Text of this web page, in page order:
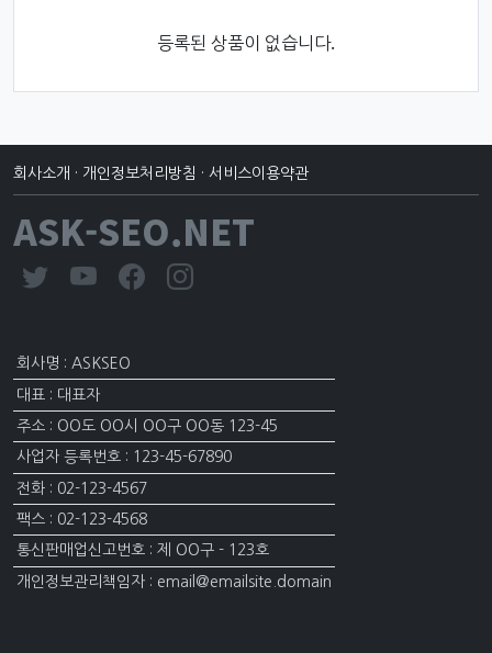
등록된 상품이 없습니다.
회사소개 · 개인정보처리방침 · 서비스이용약관
ASK-SEO.NET
회사명 : ASKSEO
대표 : 대표자
주소 : OO도 OO시 OO구 OO동 123-45
사업자 등록번호 : 123-45-67890
전화 : 02-123-4567
팩스 : 02-123-4568
통신판매업신고번호 : 제 OO구 - 123호
개인정보관리책임자 : email@emailsite.domain